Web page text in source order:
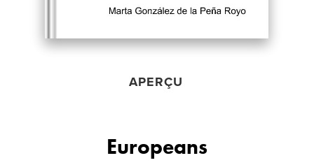
APERÇU
Europeans